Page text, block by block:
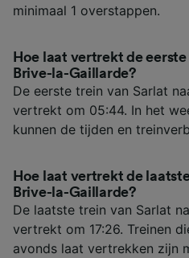
minimaal 1 overstappen.
Hoe laat vertrekt de
Brive-la-Gaillarde?
De eerste trein van Sarlat
vertrekt om 05:44. In het
kunnen de tijden en
Hoe laat vertrekt de
Brive-la-Gaillarde?
De laatste trein van Sarlat
vertrekt om 17:26. Treinen
avonds laat vertrekken zijn